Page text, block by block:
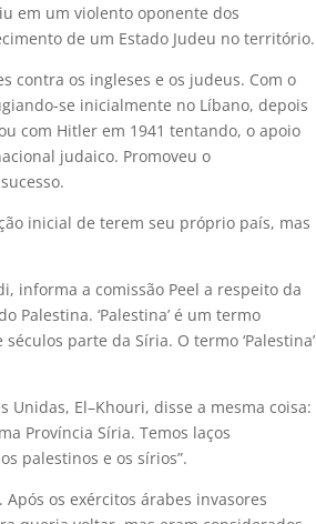
em um violento oponente dos
de um Estado Judeu no território.
contra os ingleses e os judeus. Com o
se inicialmente no Líbano, depois
com Hitler em 1941 tentando, o apoio
judaico. Promoveu o
inicial de terem seu próprio país, mas
informa a comissão Peel a respeito da
Palestina. ‘Palestina’ é um termo
parte da Síria. O termo ‘Palestina’
Unidas, El–Khouri, disse a mesma coisa:
Província Síria. Temos laços
palestinos e os sírios”.
os exércitos árabes invasores